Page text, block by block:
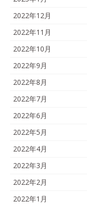
2022年12月
2022年11月
2022年10月
2022年9月
2022年8月
2022年7月
2022年6月
2022年5月
2022年4月
2022年3月
2022年2月
2022年1月